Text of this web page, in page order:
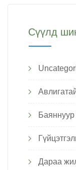
Сүүлд
Баяннуур
Дараа